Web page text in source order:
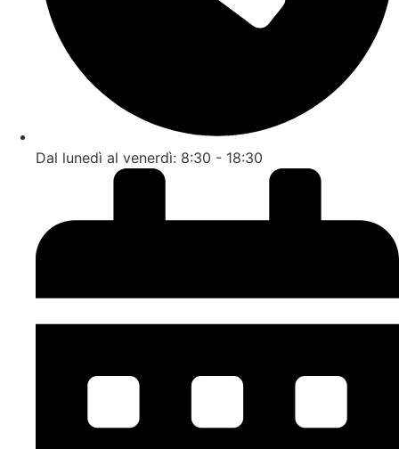
Dal lunedì al venerdì: 8:30 - 18:30